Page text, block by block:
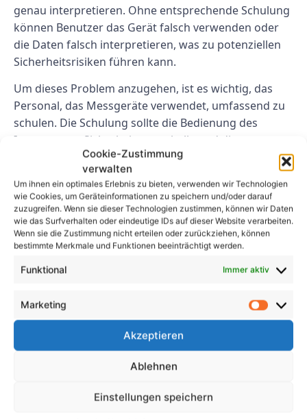
Cookie-Zustimmung
verwalten
Um ihnen ein optimales Erlebnis zu bieten, verwenden wir Technologien
wie Cookies, um Geräteinformationen zu speichern und/oder darauf
zuzugreifen. Wenn sie dieser Technologien zustimmen, können wir Daten
wie das Surfverhalten oder eindeutige IDs auf dieser Website verarbeiten.
Wenn sie die Zustimmung nicht erteilen oder zurückziehen, können
bestimmte Merkmale und Funktionen beeinträchtigt werden.
Funktional Immer aktiv
Marketing
Akzeptieren
Ablehnen
Einstellungen speichern
genau interpretieren. Ohne entsprechende Schulung
können Benutzer das Gerät falsch verwenden oder
die Daten falsch interpretieren, was zu potenziellen
Sicherheitsrisiken führen kann.
Um dieses Problem anzugehen, ist es wichtig, das
Personal, das Messgeräte verwendet, umfassend zu
schulen. Die Schulung sollte die Bedienung des
Instruments, Sicherheitsprotokolle und die genaue
Interpretation von Messdaten umfassen. Dadurch
wird sichergestellt, dass Benutzer das Instrument
effektiv und sicher nutzen können.
Abschluss
Insgesamt ist die DGUV V3-Bewertung von
Messgeräten ein entscheidender Prozess, der dazu
elektrischer Geräte am Arbeitsplatz zu gewährleisten.
Durch die Behebung allgemeiner Probleme wie
unzureichende Kalibrierung, mangelnde Wartung
die Genauigkeit und Zuverlässigkeit ihrer Messgeräte
verbessern und so letztendlich die Sicherheit und